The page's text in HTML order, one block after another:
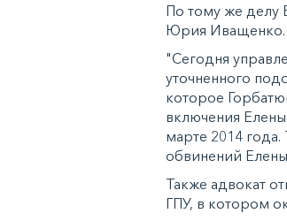
По тому же делу
Юрия Иващенко.
"Сегодня
уточненного
которое
включения
марте 2014
обвинений
Также адвокат
ГПУ, в котором